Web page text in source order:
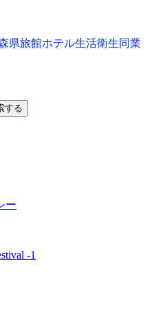
県旅館ホテル生活衛生同業
ー